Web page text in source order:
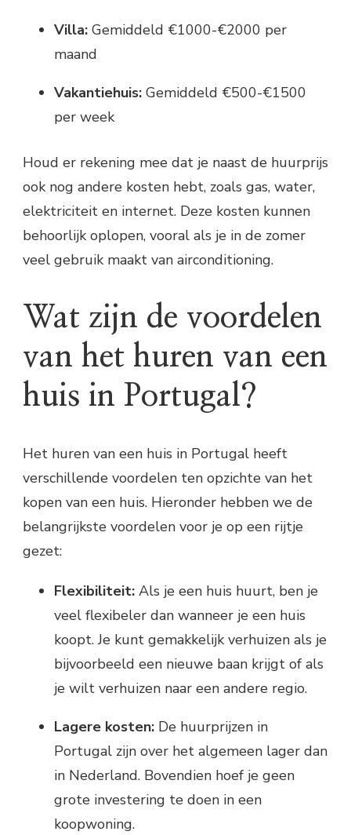
Villa: Gemiddeld €1000-€2000 per
maand
Vakantiehuis: Gemiddeld €500-€1500
per week
Houd er rekening mee dat je naast de huurprijs
ook nog andere kosten hebt, zoals gas, water,
elektriciteit en internet. Deze kosten kunnen
behoorlijk oplopen, vooral als je in de zomer
veel gebruik maakt van airconditioning.
Wat zijn de voordelen
van het huren van een
huis in Portugal?
Het huren van een huis in Portugal heeft
verschillende voordelen ten opzichte van het
kopen van een huis. Hieronder hebben we de
belangrijkste voordelen voor je op een rijtje
gezet:
Flexibiliteit: Als je een huis huurt, ben je
veel flexibeler dan wanneer je een huis
koopt. Je kunt gemakkelijk verhuizen als je
bijvoorbeeld een nieuwe baan krijgt of als
je wilt verhuizen naar een andere regio.
Lagere kosten: De huurprijzen in
Portugal zijn over het algemeen lager dan
in Nederland. Bovendien hoef je geen
grote investering te doen in een
koopwoning.